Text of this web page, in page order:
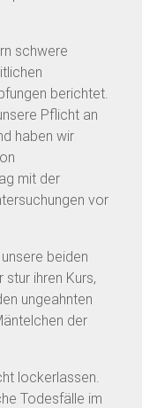
schwere
berichtet.
Pflicht an
haben wir
mit der
vor
beiden
ihren Kurs,
ungeahnten
der
lockerlassen.
Todesfälle im